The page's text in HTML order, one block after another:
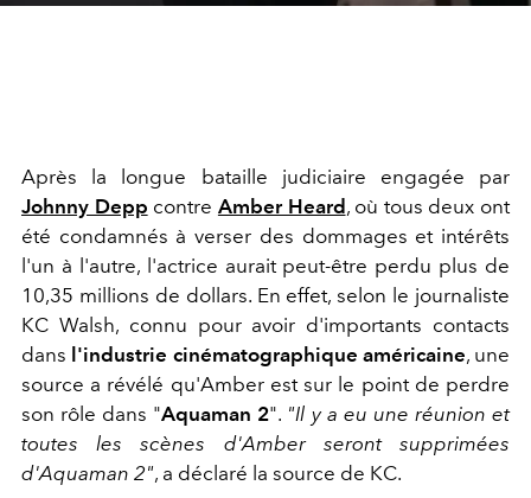
Après la longue bataille judiciaire engagée par
Johnny Depp contre Amber Heard, où tous deux ont
été condamnés à verser des dommages et intérêts
l'un à l'autre, l'actrice aurait peut-être perdu plus de
10,35 millions de dollars. En effet, selon le journaliste
KC Walsh, connu pour avoir d'importants contacts
dans l'industrie cinématographique américaine, une
source a révélé qu'Amber est sur le point de perdre
son rôle dans "Aquaman 2". "Il y a eu une réunion et
toutes les scènes d'Amber seront supprimées
d'Aquaman 2", a déclaré la source de KC.